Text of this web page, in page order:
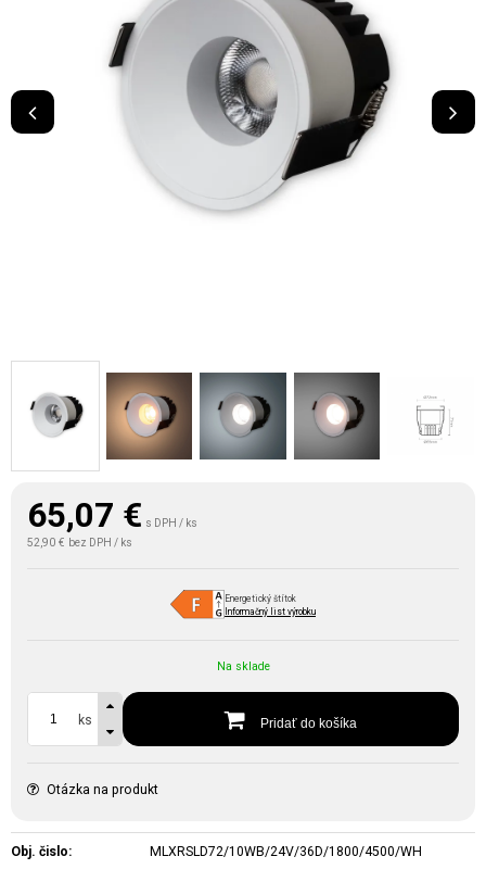
65,07 € s DPH / ks
52,90 € bez DPH / ks
Energetický štítok
Informačný list výrobku
Na sklade
ks Pridať do košíka
Otázka na produkt
Obj. čislo: MLXRSLD72/10WB/24V/36D/1800/4500/WH